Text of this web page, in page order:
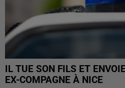
IL TUE SON FILS ET
EX-COMPAGNE À NICE